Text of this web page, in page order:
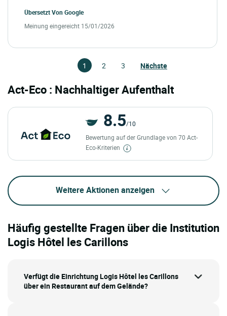
Übersetzt Von Google
Meinung eingereicht 15/01/2026
1 2 3 Nächste
Act-Eco : Nachhaltiger Aufenthalt
8.5/10
Bewertung auf der Grundlage von 70 Act-
Eco-Kriterien
Weitere Aktionen anzeigen
Häufig gestellte Fragen über die Institution
Logis Hôtel les Carillons
Verfügt die Einrichtung Logis Hôtel les Carillons
über ein Restaurant auf dem Gelände?